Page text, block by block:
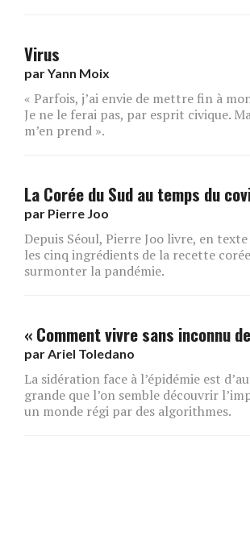
Virus
parYann Moix
« Parfois, j’ai envie de mettre fin à
Je ne le ferai pas, par esprit civique.
m’en prend ».
La Corée du Sud au temps du
par Pierre Joo
Depuis Séoul, Pierre Joo livre, en
les cinq ingrédients de la recette
surmonter la pandémie.
« Comment vivre sans inconnu
par Ariel Toledano
La sidération face à l’épidémie est
grande que l’on semble découvrir
un monde régi par des algorithmes.